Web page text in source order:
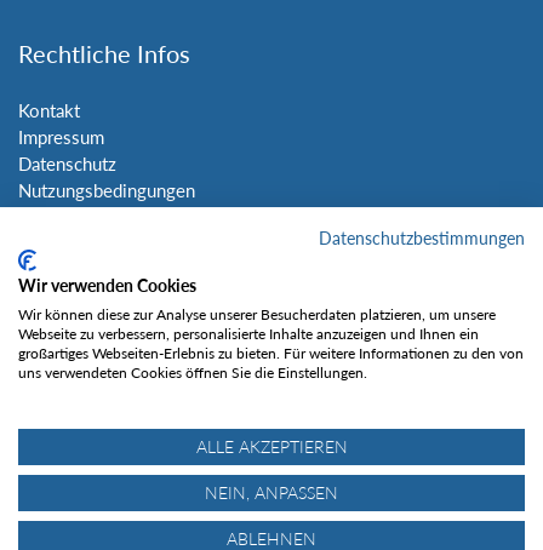
Rechtliche Infos
Kontakt
Impressum
Datenschutz
Nutzungsbedingungen
Social Media
Gefällt mir
Datenschutzbestimmungen
Wir verwenden Cookies
Wir können diese zur Analyse unserer Besucherdaten platzieren, um unsere
Webseite zu verbessern, personalisierte Inhalte anzuzeigen und Ihnen ein
großartiges Webseiten-Erlebnis zu bieten. Für weitere Informationen zu den von
uns verwendeten Cookies öffnen Sie die Einstellungen.
ALLE AKZEPTIEREN
NEIN, ANPASSEN
ABLEHNEN